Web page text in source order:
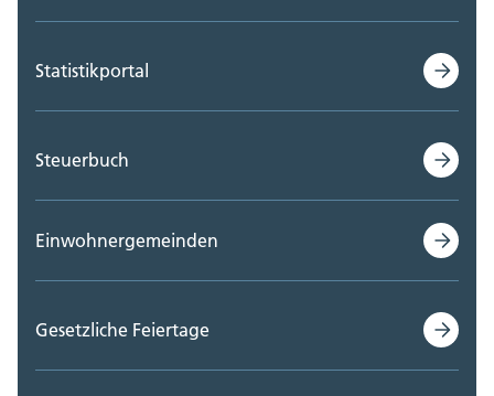
Statistikportal
Steuerbuch
Einwohnergemeinden
Gesetzliche Feiertage